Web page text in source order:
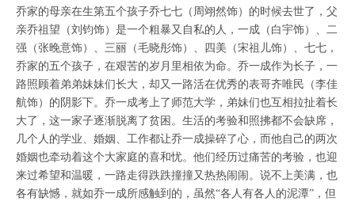
乔家的母亲在生第五个孩子乔七七（周翊然饰）的时候去世了，父
亲乔祖望（刘钧饰）是一个粗暴又自私的人，一成（白宇饰）、二
强（张晚意饰）、三丽（毛晓彤饰）、四美（宋祖儿饰）、七七，
乔家的五个孩子，在艰苦的岁月里相依为命。乔一成作为长子，一
路照顾着弟弟妹妹们长大，却又一路活在优秀的表哥齐唯民（李佳
航饰）的阴影下。乔一成考上了师范大学，弟妹们也互相拉扯着长
大了，这一家子逐渐脱离了贫困。生活的考验和照拂都不会缺席，
几个人的学业、婚姻、工作都让乔一成操碎了心，而他自己的两次
婚姻也牵动着这个大家庭的喜和忧。他们经历过痛苦的考验，也迎
来过希望和温暖，一路走得跌跌撞撞又热热闹闹。说不上美满，也
各有缺憾，就如乔一成所感触到的，虽然“各人有各人的泥潭”，但